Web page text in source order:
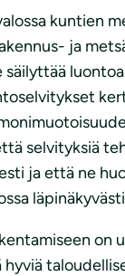
kuntien
ja
säilyttää
selvityksiä
ja että ne
on
hyviä